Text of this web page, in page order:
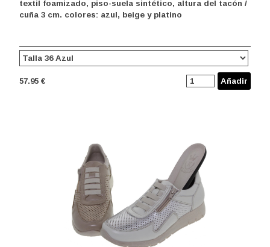
textil foamizado, piso-suela sintético, altura del tacón /
cuña 3 cm. colores: azul, beige y platino
57.95 € Añadir